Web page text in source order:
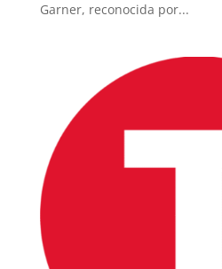
Garner, reconocida por...